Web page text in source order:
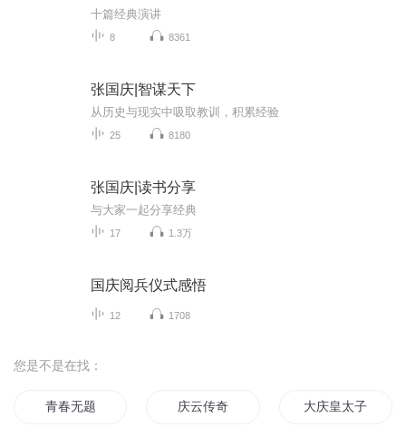
十篇经典演讲
8 8361
张国庆|智谋天下
从历史与现实中吸取教训，积累经验
25 8180
张国庆|读书分享
与大家一起分享经典
17 1.3万
国庆阅兵仪式感悟
12 1708
您是不是在找：
青春无题 庆云传奇 大庆皇太子